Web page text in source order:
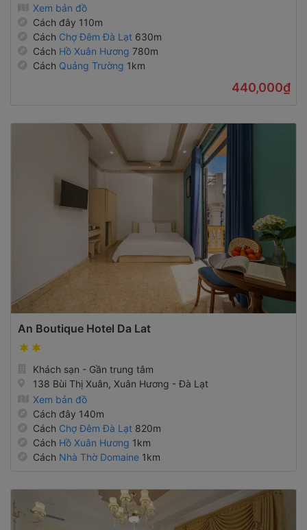
Xem bản đồ
Cách đây 110m
Cách Chợ Đêm Đà Lạt 630m
Cách Hồ Xuân Hương 780m
Cách Quảng Trường 1km
440,000₫
An Boutique Hotel Da Lat
Khách sạn - Gần trung tâm
138 Bùi Thị Xuân, Xuân Hương - Đà Lạt
Xem bản đồ
Cách đây 140m
Cách Chợ Đêm Đà Lạt 820m
Cách Hồ Xuân Hương 1km
Cách Nhà Thờ Domaine 1km